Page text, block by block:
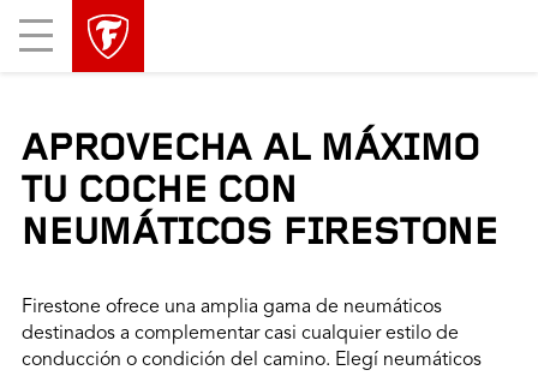
Mobile
Menu
APROVECHA AL MÁXIMO
TU COCHE CON
NEUMÁTICOS FIRESTONE
Firestone ofrece una amplia gama de neumáticos
destinados a complementar casi cualquier estilo de
conducción o condición del camino. Elegí neumáticos